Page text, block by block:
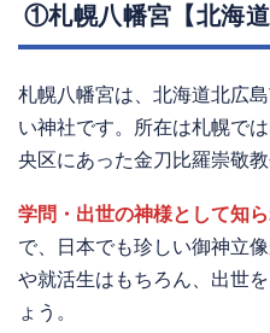
①札幌八幡宮【北海道
札幌八幡宮は、北海道北広
い神社です。所在は札幌で
央区にあった金刀比羅崇敬
学問・出世の神様として知
で、日本でも珍しい御神立
や就活生はもちろん、出世
ょう。